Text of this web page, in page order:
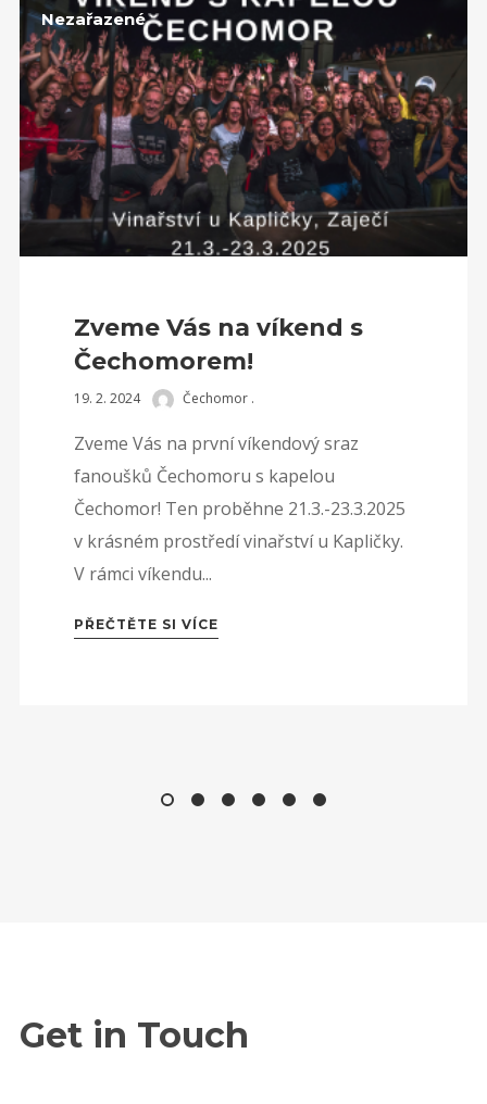
Nezařazené
Zveme Vás na víkend s
Čechomorem!
19. 2. 2024 Čechomor .
Zveme Vás na první víkendový sraz
fanoušků Čechomoru s kapelou
Čechomor! Ten proběhne 21.3.-23.3.2025
v krásném prostředí vinařství u Kapličky.
V rámci víkendu...
PŘEČTĚTE SI VÍCE
Get in Touch